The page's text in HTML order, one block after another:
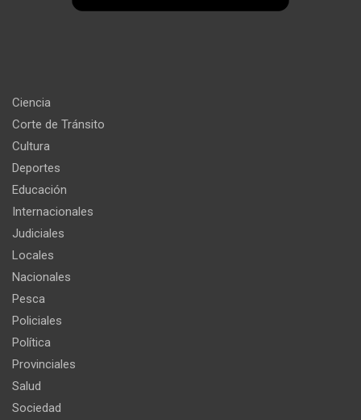
Ciencia
Corte de Tránsito
Cultura
Deportes
Educación
Internacionales
Judiciales
Locales
Nacionales
Pesca
Policiales
Política
Provinciales
Salud
Sociedad